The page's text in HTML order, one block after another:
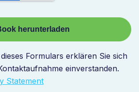
Formulars erklären Sie sich
einverstanden.
Statement